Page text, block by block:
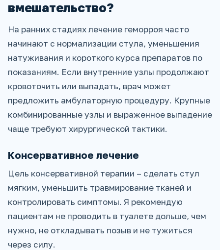
вмешательство?
На ранних стадиях лечение геморроя часто
начинают с нормализации стула, уменьшения
натуживания и короткого курса препаратов по
показаниям. Если внутренние узлы продолжают
кровоточить или выпадать, врач может
предложить амбулаторную процедуру. Крупные
комбинированные узлы и выраженное выпадение
чаще требуют хирургической тактики.
Консервативное лечение
Цель консервативной терапии – сделать стул
мягким, уменьшить травмирование тканей и
контролировать симптомы. Я рекомендую
пациентам не проводить в туалете дольше, чем
нужно, не откладывать позыв и не тужиться
через силу.